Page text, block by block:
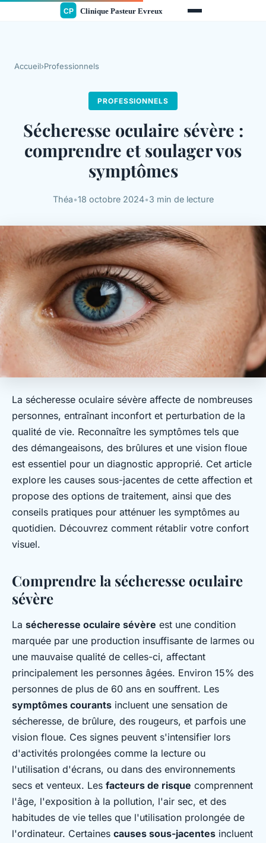
Accueil›Professionnels
PROFESSIONNELS
Sécheresse oculaire sévère :
comprendre et soulager vos
symptômes
Théa•18 octobre 2024•3 min de lecture
La sécheresse oculaire sévère affecte de nombreuses
personnes, entraînant inconfort et perturbation de la
qualité de vie. Reconnaître les symptômes tels que
des démangeaisons, des brûlures et une vision floue
est essentiel pour un diagnostic approprié. Cet article
explore les causes sous-jacentes de cette affection et
propose des options de traitement, ainsi que des
conseils pratiques pour atténuer les symptômes au
quotidien. Découvrez comment rétablir votre confort
visuel.
Comprendre la sécheresse oculaire
sévère
La sécheresse oculaire sévère est une condition
marquée par une production insuffisante de larmes ou
une mauvaise qualité de celles-ci, affectant
principalement les personnes âgées. Environ 15% des
personnes de plus de 60 ans en souffrent. Les
symptômes courants incluent une sensation de
sécheresse, de brûlure, des rougeurs, et parfois une
vision floue. Ces signes peuvent s'intensifier lors
d'activités prolongées comme la lecture ou
l'utilisation d'écrans, ou dans des environnements
secs et venteux. Les facteurs de risque comprennent
l'âge, l'exposition à la pollution, l'air sec, et des
habitudes de vie telles que l'utilisation prolongée de
l'ordinateur. Certaines causes sous-jacentes incluent